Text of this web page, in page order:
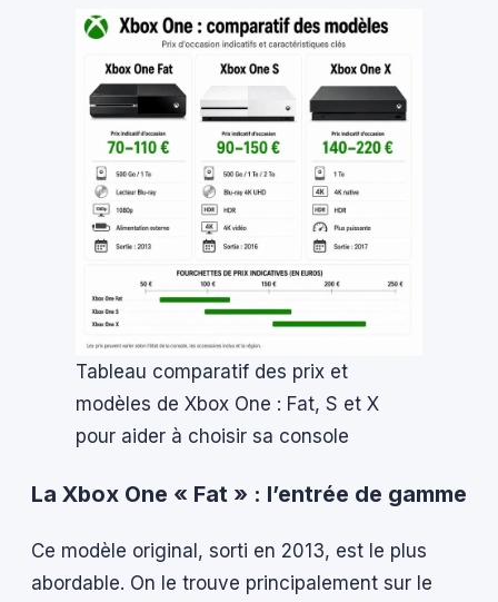
Tableau comparatif des prix et
modèles de Xbox One : Fat, S et X
pour aider à choisir sa console
La Xbox One « Fat » : l’entrée de gamme
Ce modèle original, sorti en 2013, est le plus
abordable. On le trouve principalement sur le